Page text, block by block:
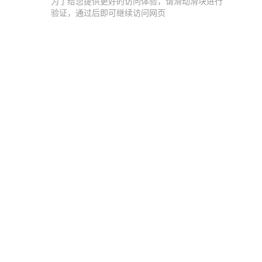
验证，通过后即可继续访问网页